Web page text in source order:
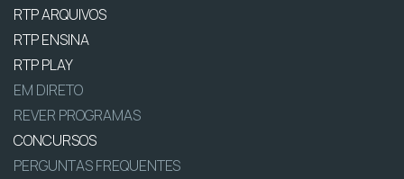
RTP ARQUIVOS
RTP ENSINA
RTP PLAY
EM DIRETO
REVER PROGRAMAS
CONCURSOS
PERGUNTAS FREQUENTES